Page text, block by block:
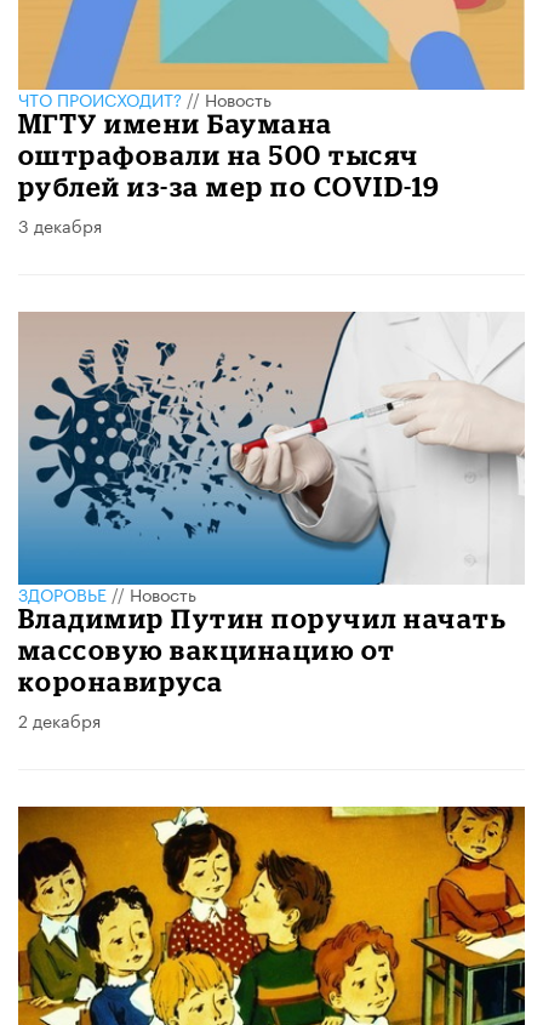
ЧТО ПРОИСХОДИТ?//Новость
МГТУ имени Баумана
оштрафовали на 500 тысяч
рублей из-за мер по COVID-19
3 декабря
ЗДОРОВЬЕ//Новость
Владимир Путин поручил начать
массовую вакцинацию от
коронавируса
2 декабря